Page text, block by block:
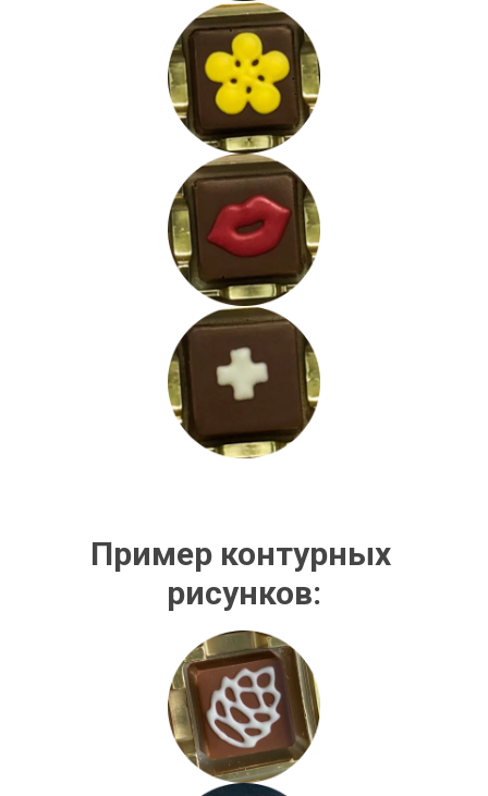
Пример контурных
рисунков: